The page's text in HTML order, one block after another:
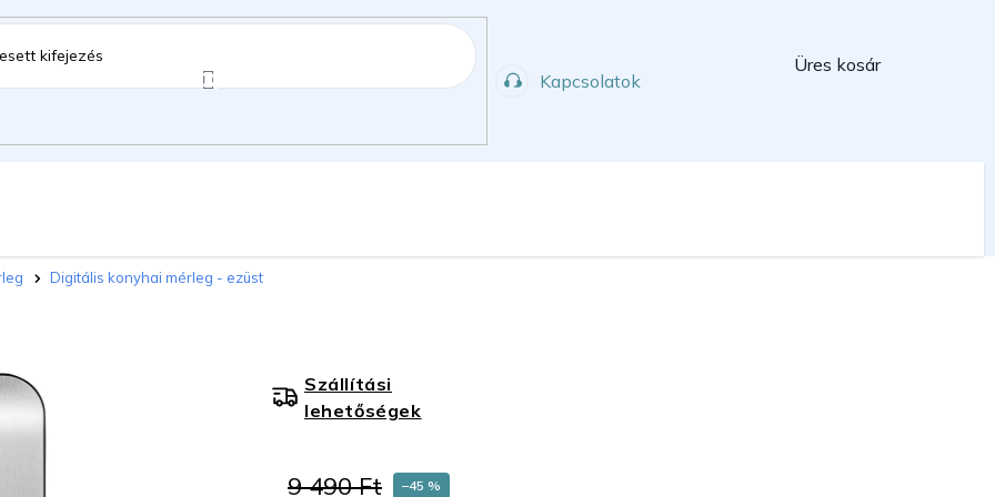
Kapcsolatok
Kosár
Üres kosár
Digitális konyhai mérleg - ezüst
9 490 Ft –45 %
Szállítási
lehetőségek